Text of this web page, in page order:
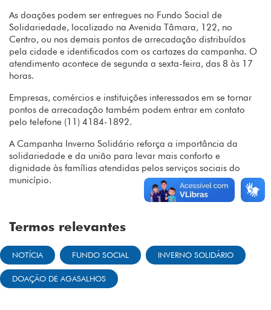
As doações podem ser entregues no Fundo Social de
Solidariedade, localizado na Avenida Tâmara, 122, no
Centro, ou nos demais pontos de arrecadação distribuídos
pela cidade e identificados com os cartazes da campanha. O
atendimento acontece de segunda a sexta-feira, das 8 às 17
horas.
Empresas, comércios e instituições interessados em se tornar
pontos de arrecadação também podem entrar em contato
pelo telefone (11) 4184-1892.
A Campanha Inverno Solidário reforça a importância da
solidariedade e da união para levar mais conforto e
dignidade às famílias atendidas pelos serviços sociais do
município.
Termos relevantes
NOTÍCIA FUNDO SOCIAL INVERNO SOLIDÁRIO
DOAÇÃO DE AGASALHOS